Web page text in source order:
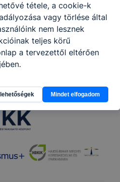
tétele, a cookie-k
vagy törlése által
nem lesznek
teljes körű
a tervezettől eltérően
Mindet elfogadom